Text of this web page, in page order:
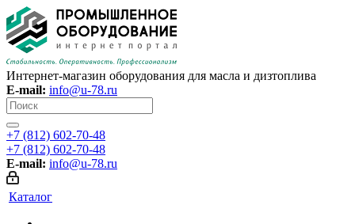
Интернет-магазин оборудования для масла и дизтоплива
E-mail: info@u-78.ru
+7 (812) 602-70-48
+7 (812) 602-70-48
E-mail: info@u-78.ru
Каталог